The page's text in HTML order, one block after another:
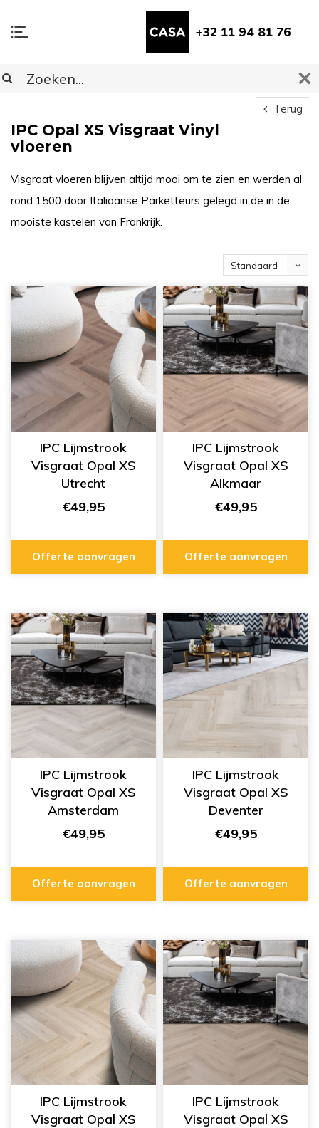
+32 11 94 81 76
Terug
IPC Opal XS Visgraat Vinyl
vloeren
Visgraat vloeren blijven altijd mooi om te zien en werden al
rond 1500 door Italiaanse Parketteurs gelegd in de in de
mooiste kastelen van Frankrijk.
Standaard
IPC Lijmstrook
Visgraat Opal XS
Utrecht
284255211
€49,95
Offerte aanvragen
IPC Lijmstrook
Visgraat Opal XS
Alkmaar
284255218
€49,95
Offerte aanvragen
IPC Lijmstrook
Visgraat Opal XS
Amsterdam
284255215
€49,95
Offerte aanvragen
IPC Lijmstrook
Visgraat Opal XS
Deventer
284255212
€49,95
Offerte aanvragen
IPC Lijmstrook
Visgraat Opal XS
IPC Lijmstrook
Visgraat Opal XS